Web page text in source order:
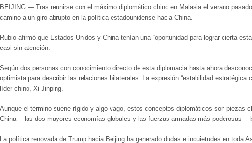
BEIJING — Tras reunirse con el máximo diplomático chino en Malasia el verano
camino a un giro abrupto en la política estadounidense hacia China.
Rubio afirmó que Estados Unidos y China tenían una “oportunidad para lograr cierta
casi sin atención.
Según dos personas con conocimiento directo de esta diplomacia hasta ahora
optimista para describir las relaciones bilaterales. La expresión “estabilidad
líder chino, Xi Jinping.
Aunque el término suene rígido y algo vago, estos conceptos diplomáticos son
China —las dos mayores economías globales y las fuerzas armadas más poderosas—
La política renovada de Trump hacia Beijing ha generado dudas e inquietudes en